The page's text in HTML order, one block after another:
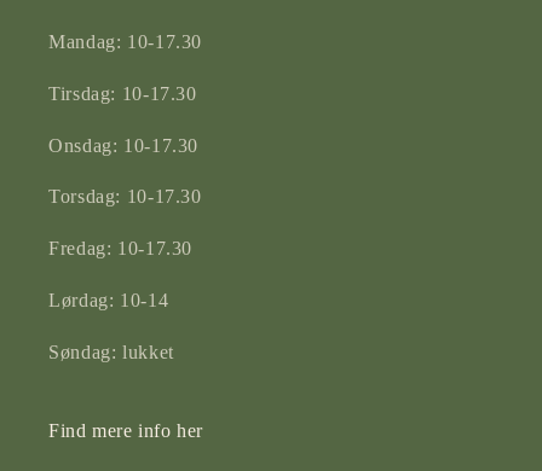
Mandag: 10-17.30
Tirsdag: 10-17.30
Onsdag: 10-17.30
Torsdag: 10-17.30
Fredag: 10-17.30
Lørdag: 10-14
Søndag: lukket
Find mere info her